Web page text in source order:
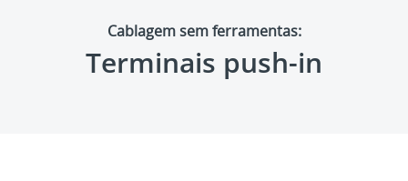
Cablagem sem ferramentas:
Terminais push-in